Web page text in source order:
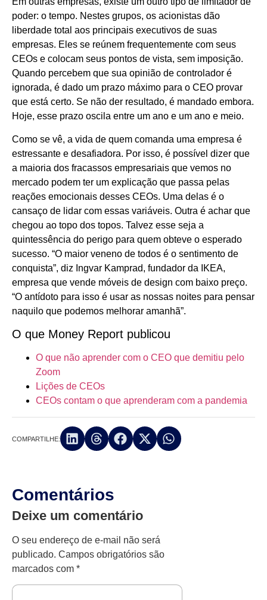
poder: o tempo. Nestes grupos, os acionistas dão
liberdade total aos principais executivos de suas
empresas. Eles se reúnem frequentemente com seus
CEOs e colocam seus pontos de vista, sem imposição.
Quando percebem que sua opinião de controlador é
ignorada, é dado um prazo máximo para o CEO provar
que está certo. Se não der resultado, é mandado embora.
Hoje, esse prazo oscila entre um ano e um ano e meio.
Como se vê, a vida de quem comanda uma empresa é
estressante e desafiadora. Por isso, é possível dizer que
a maioria dos fracassos empresariais que vemos no
mercado podem ter um explicação que passa pelas
reações emocionais desses CEOs. Uma delas é o
cansaço de lidar com essas variáveis. Outra é achar que
chegou ao topo dos topos. Talvez esse seja a
quintessência do perigo para quem obteve o esperado
sucesso. “O maior veneno de todos é o sentimento de
conquista”, diz Ingvar Kamprad, fundador da IKEA,
empresa que vende móveis de design com baixo preço.
“O antídoto para isso é usar as nossas noites para pensar
naquilo que podemos melhorar amanhã”.
O que Money Report publicou
O que não aprender com o CEO que demitiu pelo
Zoom
Lições de CEOs
CEOs contam o que aprenderam com a pandemia
COMPARTILHE:
Comentários
Deixe um comentário
O seu endereço de e-mail não será
publicado. Campos obrigatórios são
marcados com *